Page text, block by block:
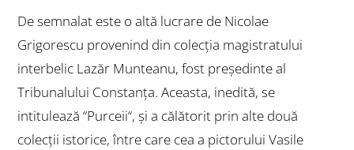
De semnalat este o altă lucrare de Nicolae
Grigorescu provenind din colecția magistratului
interbelic Lazăr Munteanu, fost președinte al
Tribunalului Constanța. Aceasta, inedită, se
intitulează “Purceii“, și a călătorit prin alte două
colecții istorice, între care cea a pictorului Vasile